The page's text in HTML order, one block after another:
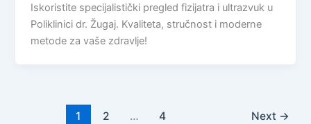
Iskoristite specijalistički pregled fizijatra i ultrazvuk u
Poliklinici dr. Žugaj. Kvaliteta, stručnost i moderne
metode za vaše zdravlje!
1 2 … 4 Next →